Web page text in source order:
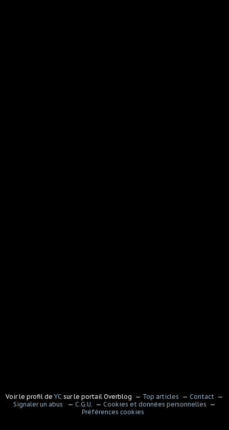
Voir le profil de YC sur le portail Overblog Top articles
Contact
Signaler un abus
C.G.U.
Cookies et données personnelles
Préférences cookies